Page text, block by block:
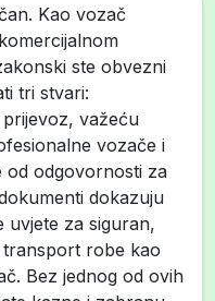
Kao vozač
ste obvezni
tri stvari:
važeću
vozače i
od odgovornosti za
dokazuju
uvjete za siguran,
robe kao
Bez jednog od ovih